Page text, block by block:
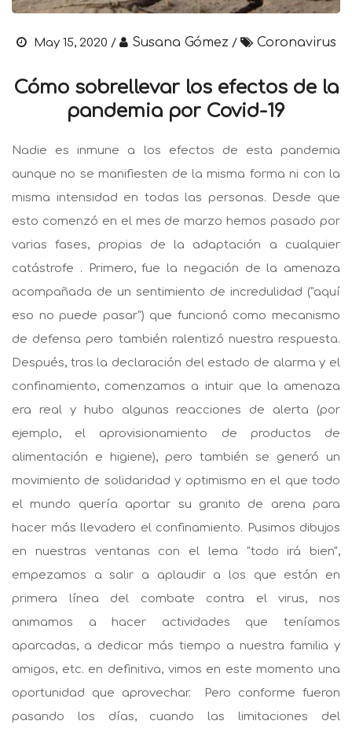
May 15, 2020 / Susana Gómez / Coronavirus
Cómo sobrellevar los efectos de la
pandemia por Covid-19
Nadie es inmune a los efectos de esta pandemia
aunque no se manifiesten de la misma forma ni con la
misma intensidad en todas las personas. Desde que
esto comenzó en el mes de marzo hemos pasado por
varias fases, propias de la adaptación a cualquier
catástrofe . Primero, fue la negación de la amenaza
acompañada de un sentimiento de incredulidad ("aquí
eso no puede pasar") que funcionó como mecanismo
de defensa pero también ralentizó nuestra respuesta.
Después, tras la declaración del estado de alarma y el
confinamiento, comenzamos a intuir que la amenaza
era real y hubo algunas reacciones de alerta (por
ejemplo, el aprovisionamiento de productos de
alimentación e higiene), pero también se generó un
movimiento de solidaridad y optimismo en el que todo
el mundo quería aportar su granito de arena para
hacer más llevadero el confinamiento. Pusimos dibujos
en nuestras ventanas con el lema "todo irá bien",
empezamos a salir a aplaudir a los que están en
primera línea del combate contra el virus, nos
animamos a hacer actividades que teníamos
aparcadas, a dedicar más tiempo a nuestra familia y
amigos, etc. en definitiva, vimos en este momento una
oportunidad que aprovechar. Pero conforme fueron
pasando los días, cuando las limitaciones del